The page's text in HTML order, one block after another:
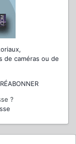
de caméras ou de
?